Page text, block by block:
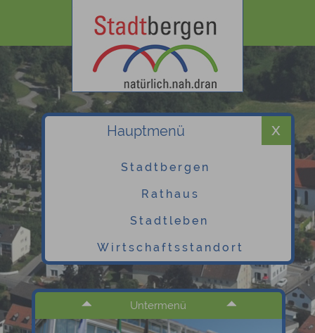
Hauptmenü
Stadtbergen
Rathaus
Stadtleben
Wirtschaftsstandort
Untermenü